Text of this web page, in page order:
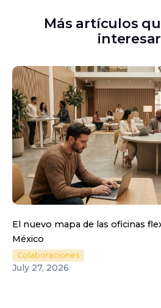
Más artículos
El nuevo mapa de las oficinas
México
Colaboraciones
July 27, 2026